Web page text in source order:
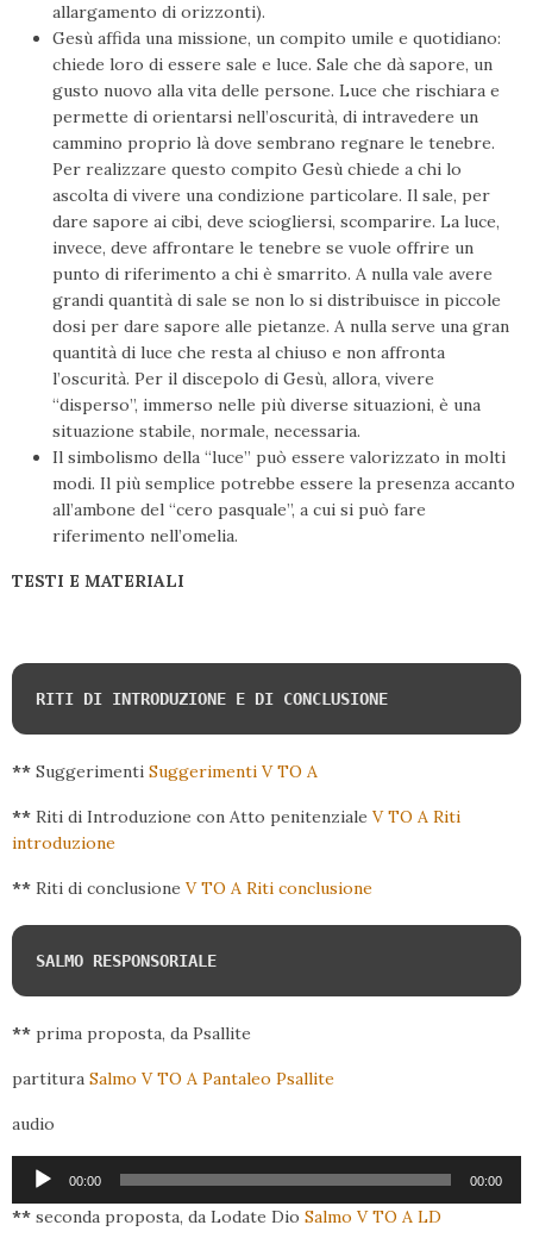
allargamento di orizzonti).
Gesù affida una missione, un compito umile e quotidiano:
chiede loro di essere sale e luce. Sale che dà sapore, un
gusto nuovo alla vita delle persone. Luce che rischiara e
permette di orientarsi nell’oscurità, di intravedere un
cammino proprio là dove sembrano regnare le tenebre.
Per realizzare questo compito Gesù chiede a chi lo
ascolta di vivere una condizione particolare. Il sale, per
dare sapore ai cibi, deve sciogliersi, scomparire. La luce,
invece, deve affrontare le tenebre se vuole offrire un
punto di riferimento a chi è smarrito. A nulla vale avere
grandi quantità di sale se non lo si distribuisce in piccole
dosi per dare sapore alle pietanze. A nulla serve una gran
quantità di luce che resta al chiuso e non affronta
l’oscurità. Per il discepolo di Gesù, allora, vivere
“disperso”, immerso nelle più diverse situazioni, è una
situazione stabile, normale, necessaria.
Il simbolismo della “luce” può essere valorizzato in molti
modi. Il più semplice potrebbe essere la presenza accanto
all’ambone del “cero pasquale”, a cui si può fare
riferimento nell’omelia.
TESTI E MATERIALI
RITI DI INTRODUZIONE E DI CONCLUSIONE
** Suggerimenti Suggerimenti V TO A
** Riti di Introduzione con Atto penitenziale V TO A Riti
introduzione
** Riti di conclusione V TO A Riti conclusione
SALMO RESPONSORIALE
** prima proposta, da Psallite
partitura Salmo V TO A Pantaleo Psallite
audio
Audio
Player
00:00 00:00
** seconda proposta, da Lodate Dio Salmo V TO A LD